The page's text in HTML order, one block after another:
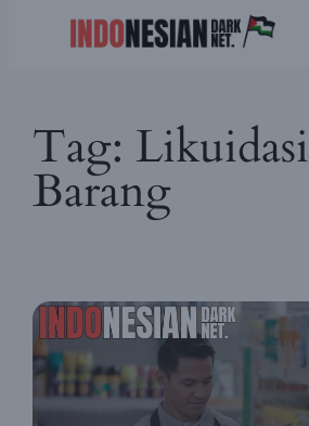
content
Tag: Likuidasi
Barang